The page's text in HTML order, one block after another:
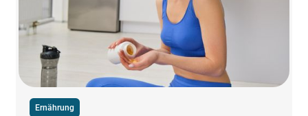
Ernährung